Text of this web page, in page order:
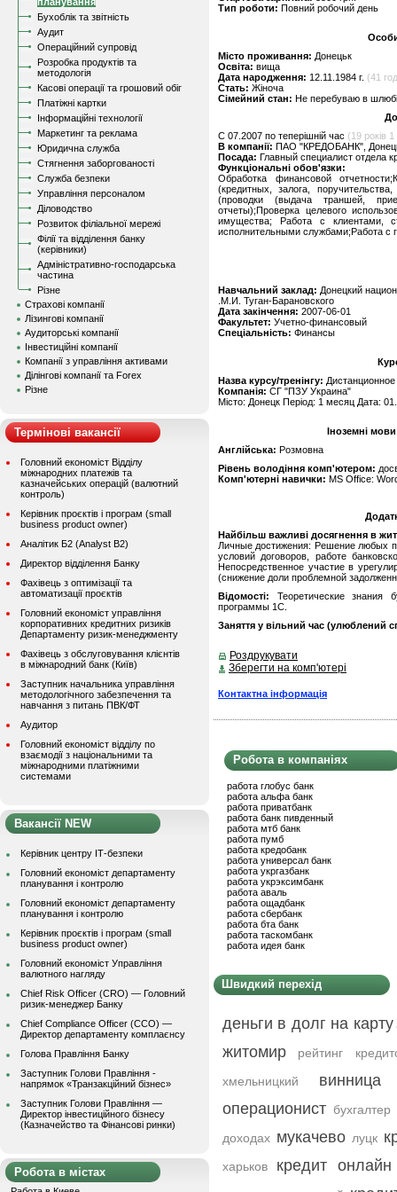
Бухоблік та звітність
Аудит
Операційний супровід
Розробка продуктів та
методологія
Касові операції та грошовий обіг
Платіжні картки
Інформаційні технології
Маркетинг та реклама
Юридична служба
Стягнення заборгованості
Служба безпеки
Управління персоналом
Діловодство
Розвиток філіальної мережі
Філії та відділення банку
(керівники)
Адміністративно-господарська
частина
Різне
Страхові компанії
Лізингові компанії
Аудиторські компанії
Інвестиційні компанії
Компанії з управління активами
Ділінгові компанії та Forex
Різне
Термінові вакансії
Головний економіст Відділу
міжнародних платежів та
казначейських операцій (валютний
контроль)
Керівник проєктів і програм (small
business product owner)
Аналітик Б2 (Analyst B2)
Директор відділення Банку
Фахівець з оптимізації та
автоматизації проєктів
Головний економіст управління
корпоративних кредитних ризиків
Департаменту ризик-менеджменту
Фахівець з обслуговування клієнтів
в міжнародний банк (Київ)
Заступник начальника управління
методологічного забезпечення та
навчання з питань ПВК/ФТ
Аудитор
Головний економіст відділу по
взаємодії з національними та
міжнародними платіжними
системами
Вакансії NEW
Керівник центру ІТ-безпеки
Головний економіст департаменту
планування і контролю
Головний економіст департаменту
планування і контролю
Керівник проєктів і програм (small
business product owner)
Головний економіст Управління
валютного нагляду
Chief Risk Officer (CRO) — Головний
ризик-менеджер Банку
Chief Compliance Officer (CCO) —
Директор департаменту комплаєнсу
Голова Правління Банку
Заступник Голови Правління -
напрямок «Транзакційний бізнес»
Заступник Голови Правління —
Директор інвестиційного бізнесу
(Казначейство та Фінансові ринки)
Робота в містах
Тип роботи: Повний робочий день
Місто проживання: Донецьк
Освіта: вища
Дата народження: 12.11.1984 г. (41
Стать: Жіноча
Сімейний стан: Не перебуваю в
C 07.2007 по теперішній час (19 років 1
В компанії: ПАО "КРЕДОБАНК",
Посада: Главный специалист отдела
Функціональні обов'язки:
Обработка финансовой
(кредитных, залога,
(проводки (выдача траншей,
отчеты);Проверка целевого
имущества; Работа с клиентами,
исполнительными службами;Работа с
Навчальний заклад: Донецкий
.М.И. Туган-Барановского
Дата закінчення: 2007-06-01
Факультет: Учетно-финансовый
Спеціальність: Финансы
Назва курсу/тренінгу:
Компанія: СГ "ПЗУ Украина"
Місто: Донецк Період: 1 месяц Дата:
Іноземні
Англійська: Розмовна
Рівень володіння комп'ютером:
Комп'ютерні навички: MS Office:
Найбільш важливі досягнення в
Личные достижения: Решение любых
условий договоров, работе
Непосредственное участие в
(снижение доли проблемной
Відомості: Теоретические знания
программы 1С.
Заняття у вільний час (улюблений
Роздрукувати
Зберегти на комп'ютері
Контактна інформація
Робота в компаніях
работа глобус банк
работа альфа банк
работа приватбанк
работа банк пивденный
работа мтб банк
работа пумб
работа кредобанк
работа универсал банк
работа укргазбанк
работа укрэксимбанк
работа аваль
работа ощадбанк
работа сбербанк
работа бта банк
работа таскомбанк
работа идея банк
Швидкий перехід
деньги в долг на карту
житомир
рейтинг
хмельницкий
винница
операционист бухгалтер
доходах мукачево луцк
харьков кредит